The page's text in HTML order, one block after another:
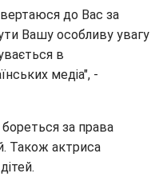
до Вас за
Вашу особливу увагу
в
медіа", -
за права
Також актриса